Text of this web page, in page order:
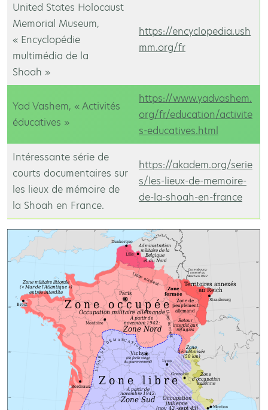
United States Holocaust
Memorial Museum,
« Encyclopédie
multimédia de la
Shoah »
https://encyclopedia.ush
mm.org/fr
Yad Vashem, « Activités
éducatives »
https://www.yadvashem.
org/fr/education/activite
s-educatives.html
Intéressante série de
courts documentaires sur
les lieux de mémoire de
la Shoah en France.
https://akadem.org/serie
s/les-lieux-de-memoire-
de-la-shoah-en-france